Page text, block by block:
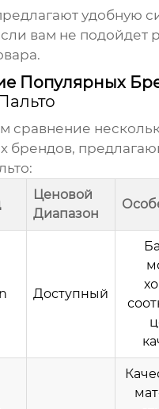
удобную
вам не подойдет
Популярных
сравнение
брендов,
:
Ценовой
Диапазон
Доступный